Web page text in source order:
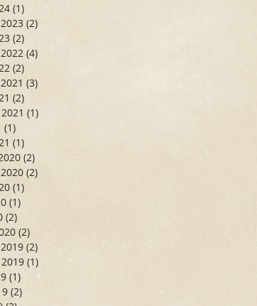
(1)
(2)
(2)
(4)
(2)
(3)
(2)
(1)
(1)
(1)
(2)
(2)
(1)
(1)
(2)
(2) 2 post
(2) 2 post
(1)1 post
(1) 1 post
(2)